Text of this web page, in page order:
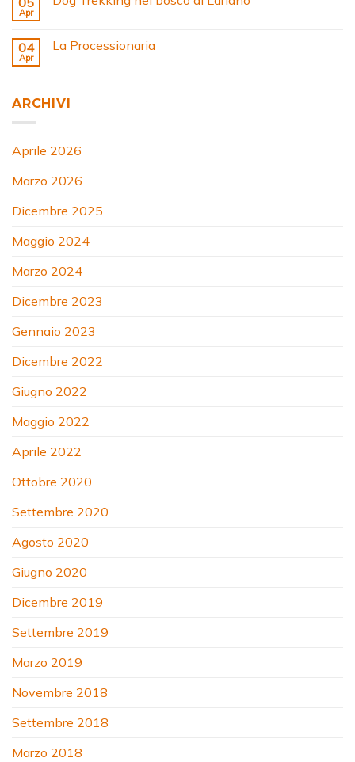
Apr
04
Apr
La Processionaria
ARCHIVI
Aprile 2026
Marzo 2026
Dicembre 2025
Maggio 2024
Marzo 2024
Dicembre 2023
Gennaio 2023
Dicembre 2022
Giugno 2022
Maggio 2022
Aprile 2022
Ottobre 2020
Settembre 2020
Agosto 2020
Giugno 2020
Dicembre 2019
Settembre 2019
Marzo 2019
Novembre 2018
Settembre 2018
Marzo 2018